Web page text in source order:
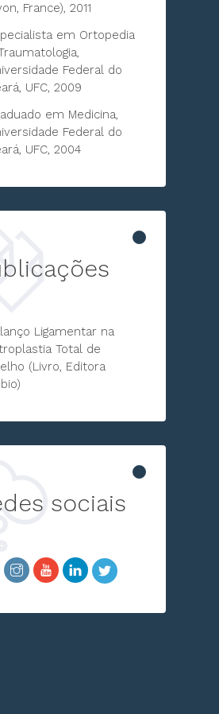
France), 2011
em Ortopedia
Federal do
UFC, 2009
em Medicina,
Federal do
UFC, 2004
Ligamentar na
Total de
(Livro, Editora
sociais